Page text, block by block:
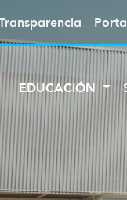
EDUCACIÓN